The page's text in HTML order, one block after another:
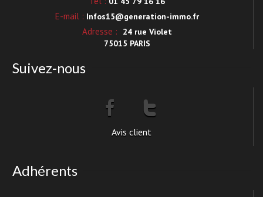
E-mail : Infos15@generation-immo.fr
Adresse :
24 rue Violet
75015 PARIS
Suivez-nous
Avis client
Adhérents